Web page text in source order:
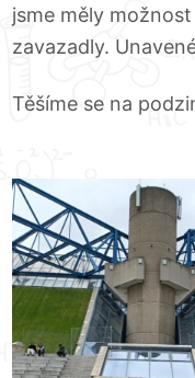
jsme měly
zavazadly.
Těšíme se na